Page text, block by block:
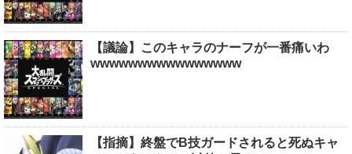
【議論】このキャラのナーフが一番痛いわ
wwwwwwwwwwwwwwww
【指摘】終盤でB技ガードされると死ぬキャ